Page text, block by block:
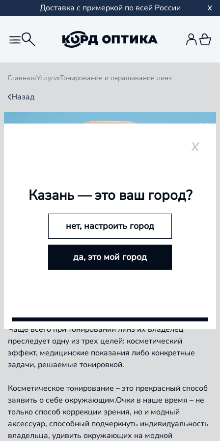
Доставка с примеркой по всей России
Главная Услуги Тонирование и окрашивание линз
Назад
ТОНИРОВАНИЕ И
ВНИМАНИЕ! Тонирование линз в наших салонах
Чаще всего при тонировании линз их владелец
преследует одну из трех целей: косметический
эффект, медицинские показания либо конкретные
задачи, решаемые тонировкой.
Косметическое тонирование – это прекрасный способ
заявить о себе окружающим.Очки в наше время – не
только способ коррекции зрения, но и модный
аксессуар, способный подчеркнуть индивидуальность
владельца, удивить окружающих на модной
БОЛЬШЕ ЛИНЗ — БОЛЬШЕ СКИДКА
Покупайте контактные линзы Airway и увеличивайте
размер скидки — от 5% до 15%
Казань— это ваш город?
нет, настроить город
да, это мой город